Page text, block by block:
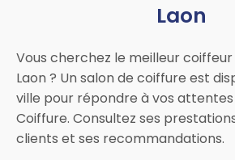
Laon
Vous cherchez le meilleur coiffeur
Laon ? Un salon de coiffure est
ville pour répondre à vos attentes
Coiffure. Consultez ses
clients et ses recommandations.